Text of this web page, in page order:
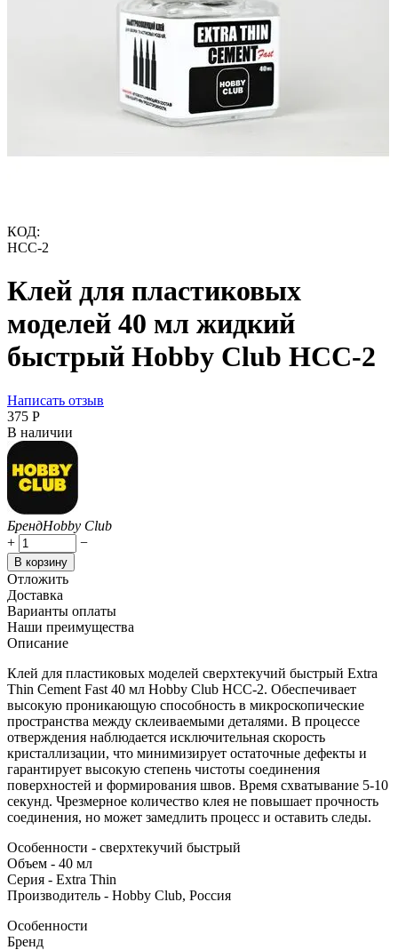
КОД:
HCC-2
Клей для пластиковых
моделей 40 мл жидкий
быстрый Hobby Club HCC-2
Написать отзыв
‍375‍ Р
В наличии
БрендHobby Club
+
−
В корзину
Отложить
Доставка
Варианты оплаты
Наши преимущества
Описание
Клей для пластиковых моделей сверхтекучий быстрый Extra
Thin Cement Fast 40 мл Hobby Club HCC-2. Обеспечивает
высокую проникающую способность в микроскопические
пространства между склеиваемыми деталями. В процессе
отверждения наблюдается исключительная скорость
кристаллизации, что минимизирует остаточные дефекты и
гарантирует высокую степень чистоты соединения
поверхностей и формирования швов. Время схватывание 5-10
секунд. Чрезмерное количество клея не повышает прочность
соединения, но может замедлить процесс и оставить следы.
Особенности - сверхтекучий быстрый
Объем - 40 мл
Серия - Extra Thin
Производитель - Hobby Club, Россия
Особенности
Бренд